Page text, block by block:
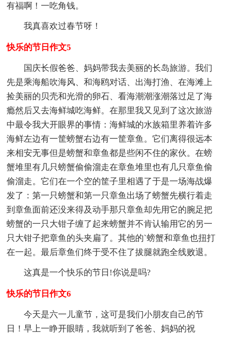
有福啊！一吃角钱。
我真喜欢过春节呀！
快乐的节日作文5
国庆长假爸爸、妈妈带我去美丽的长岛旅游。我们
先是乘海船吹海风、和海鸥对话、出海打渔、在海滩上
捡美丽的贝壳和光滑的卵石、看海潮潮涨潮落过足了海
瘾然后又去海鲜城吃海鲜。在那里我又见到了这次旅游
中最令我大开眼界的事情：海鲜城的水族箱里养着许多
海鲜左边有一筐螃蟹右边有一筐章鱼。它们离得很远本
来相安无事但是螃蟹和章鱼都是些闲不住的家伙。在螃
蟹堆里有几只螃蟹偷偷溜走在章鱼堆里也有几只章鱼偷
偷溜走。它们在一个空的筐子里相遇了于是一场海战爆
发了：第一只螃蟹和第一只章鱼出场了螃蟹先横行着走
到章鱼面前还没来得及动手那只章鱼却先用它的腕足把
螃蟹的一只大钳子缠了起来螃蟹并不肯认输用它的另一
只大钳子把章鱼的头夹扁了。其他的`螃蟹和章鱼也扭打
在一起。最后章鱼们终于受不住了拔腿就跑全线败退。
这真是一个快乐的节日!你说是吗?
快乐的节日作文6
今天是六一儿童节，这可是我们小朋友自己的节
日！早上一睁开眼睛，我就听到了爸爸、妈妈的祝